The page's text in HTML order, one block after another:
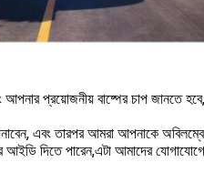
প্রয়োজনীয় বাষ্পের চাপ জানতে
এবং তারপর আমরা আপনাকে
দিতে পারেন,এটা আমাদের